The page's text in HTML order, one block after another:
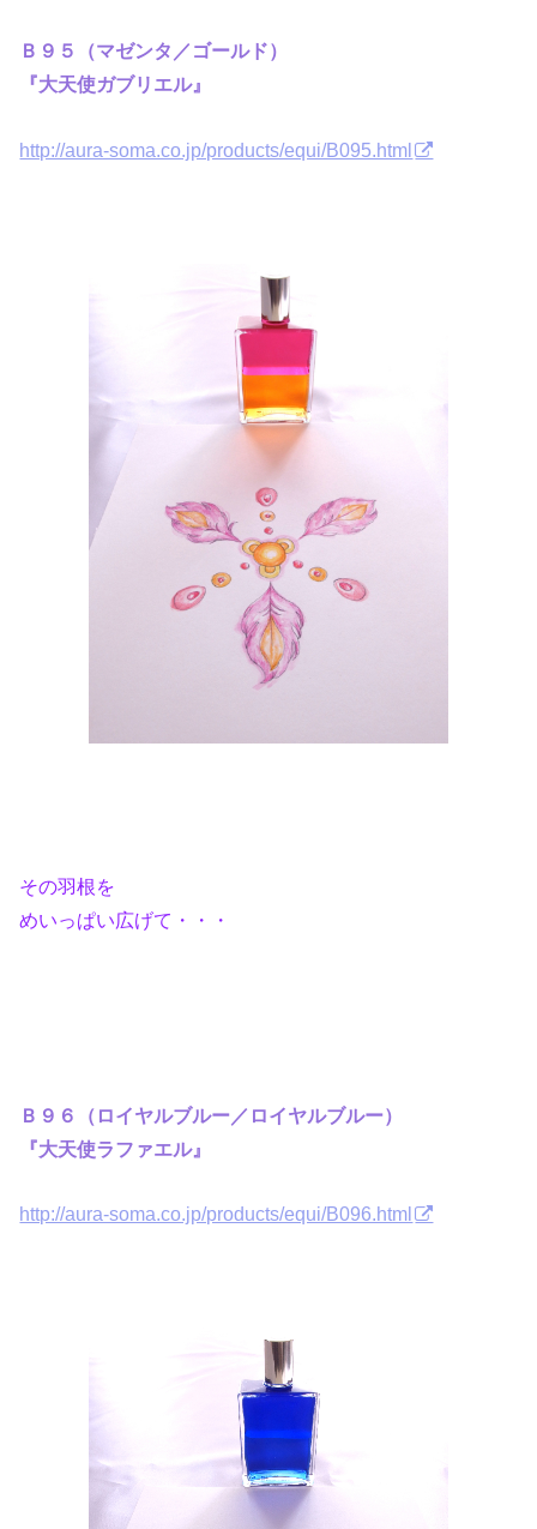
Ｂ９５（マゼンタ／ゴールド）
『大天使ガブリエル』
http://aura-soma.co.jp/products/equi/B095.html
その羽根を
めいっぱい広げて・・・
Ｂ９６（ロイヤルブルー／ロイヤルブルー）
『大天使ラファエル』
http://aura-soma.co.jp/products/equi/B096.html